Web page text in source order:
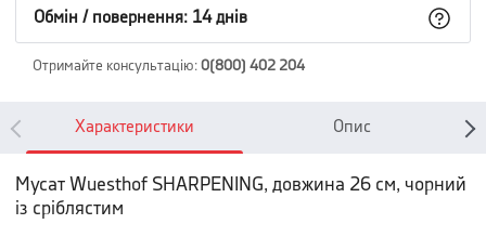
Обмін / повернення: 14 днів
Отримайте консультацію: 0(800) 402 204
Характеристики Опис
Мусат Wuesthof SHARPENING, довжина 26 см, чорний
із сріблястим